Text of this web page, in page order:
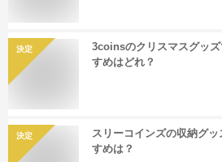
決定
3coinsのクリスマスグッ
すめはどれ？
決定
スリーコインズの収納グ
すめは？